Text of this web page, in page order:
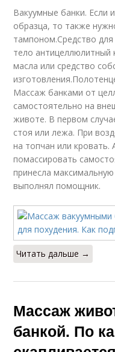
Вакуумные банки. Если
образца, то также
тампоном.Средство
тело антицеллюлитный
масла или средство
Массаж банками от
самостоятельно на
животе. В первом
стоя или лежа. При
на топчан или кровать.
помассировать
принесла
выполнял помощник.
Читать дальше →
Массаж
банкой. По